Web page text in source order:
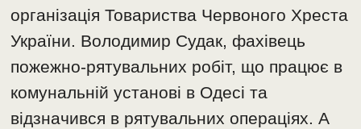
організація Товариства Червоного Хреста
України. Володимир Судак, фахівець
пожежно-рятувальних робіт, що працює в
комунальній установі в Одесі та
відзначився в рятувальних операціях. А